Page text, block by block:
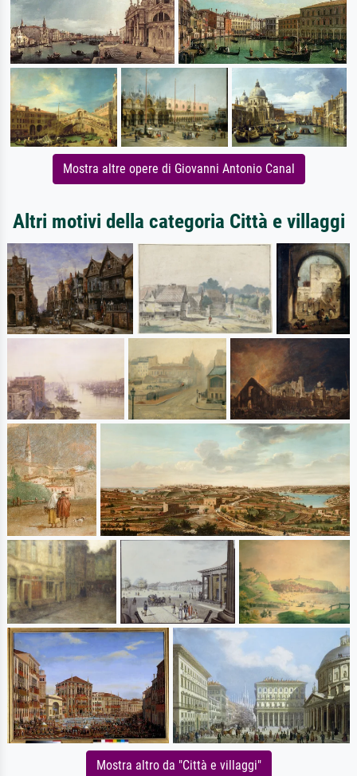
Mostra altre opere di Giovanni Antonio Canal
Altri motivi della categoria Città e villaggi
Mostra altro da "Città e villaggi"